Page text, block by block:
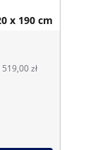
x 190 cm
zł